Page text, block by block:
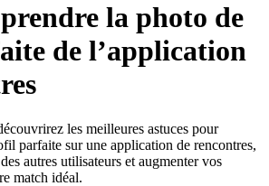
la photo de
de l’application
les meilleures astuces pour
parfaite sur une application de rencontres,
autres utilisateurs et augmenter vos
match idéal.